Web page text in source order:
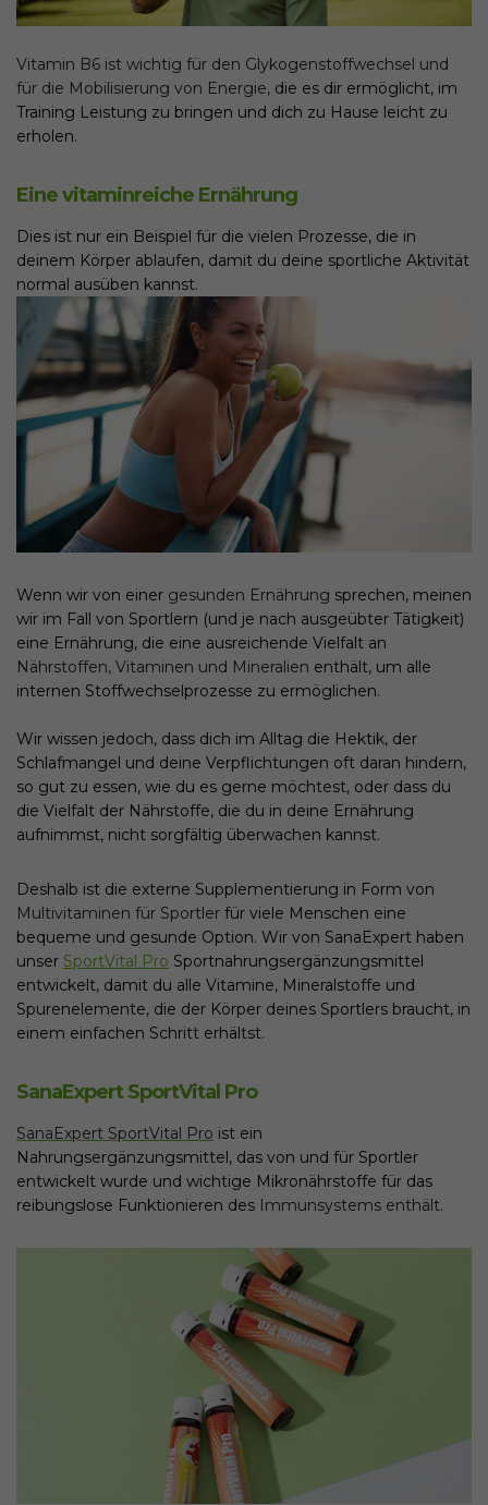
Vitamin B6 ist wichtig für den Glykogenstoffwechsel und
für die Mobilisierung von Energie, die es dir ermöglicht, im
Training Leistung zu bringen und dich zu Hause leicht zu
erholen.
Eine vitaminreiche Ernährung
Dies ist nur ein Beispiel für die vielen Prozesse, die in
deinem Körper ablaufen, damit du deine sportliche Aktivität
normal ausüben kannst.
Wenn wir von einer gesunden Ernährung sprechen, meinen
wir im Fall von Sportlern (und je nach ausgeübter Tätigkeit)
eine Ernährung, die eine ausreichende Vielfalt an
Nährstoffen, Vitaminen und Mineralien enthält, um alle
internen Stoffwechselprozesse zu ermöglichen.
Wir wissen jedoch, dass dich im Alltag die Hektik, der
Schlafmangel und deine Verpflichtungen oft daran hindern,
so gut zu essen, wie du es gerne möchtest, oder dass du
die Vielfalt der Nährstoffe, die du in deine Ernährung
aufnimmst, nicht sorgfältig überwachen kannst.
Deshalb ist die externe Supplementierung in Form von
Multivitaminen für Sportler für viele Menschen eine
bequeme und gesunde Option. Wir von SanaExpert haben
unser SportVital Pro Sportnahrungsergänzungsmittel
entwickelt, damit du alle Vitamine, Mineralstoffe und
Spurenelemente, die der Körper deines Sportlers braucht, in
einem einfachen Schritt erhältst.
SanaExpert SportVital Pro
SanaExpert SportVital Pro ist ein
Nahrungsergänzungsmittel, das von und für Sportler
entwickelt wurde und wichtige Mikronährstoffe für das
reibungslose Funktionieren des Immunsystems enthält.